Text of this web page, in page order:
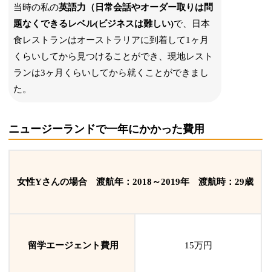
当時の私の英語力（ 日常会話やオーダー取りは問
題なくできるレベル(ビジネスは難しい)で、
日本
食レストランはオーストラリアに到着して1ヶ月
くらいしてから見つけることができ、現地レスト
ランは3ヶ月くらいしてから就くことができまし
た。
ニュージーランドで一年にかかった費用
女性Yさんの場合 渡航年：2018～2019年 渡航時：29歳
留学エージェント費用 15万円